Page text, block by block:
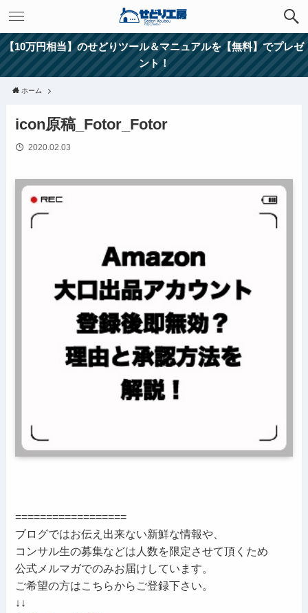
【10万円相当】のせどりツール＆マニュアルを【無料】でプレゼ
ント！
ホーム
icon原稿_Fotor_Fotor
2020.02.03
==================
ブログではお伝え出来ない新鮮な情報や、
コンサル生の募集などは人数を限定させて頂くため
公式メルマガでのみお届けしています。
ご希望の方はこちらからご登録下さい。
↓↓